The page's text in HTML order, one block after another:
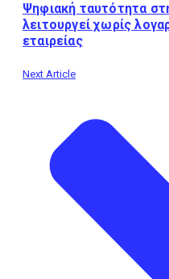
Ψηφιακή ταυτότητα
λειτουργεί χωρίς
εταιρείας
Next Article